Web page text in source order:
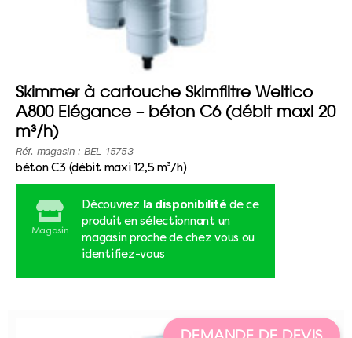
Skimmer à cartouche Skimfiltre Weltico
A800 Elégance – béton C6 (débit maxi 20
m³/h)
Réf. magasin : BEL-15753
béton C3 (débit maxi 12,5 m³/h)
Magasin
Découvrez la disponibilité de ce
produit en sélectionnant un
magasin proche de chez vous ou
identifiez-vous